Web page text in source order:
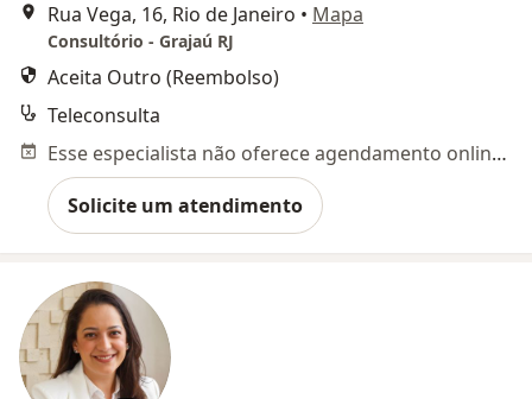
Rua Vega, 16, Rio de Janeiro • Mapa
Consultório - Grajaú RJ
Aceita Outro (Reembolso)
Teleconsulta
Esse especialista não oferece agendamento online para esse endereço.
Solicite um atendimento